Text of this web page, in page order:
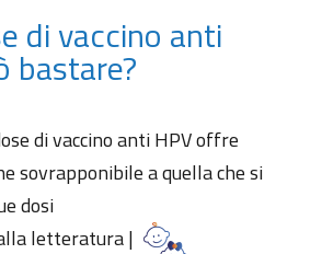
di vaccino anti
bastare?
di vaccino anti HPV offre
sovrapponibile a quella che si
dosi
letteratura|